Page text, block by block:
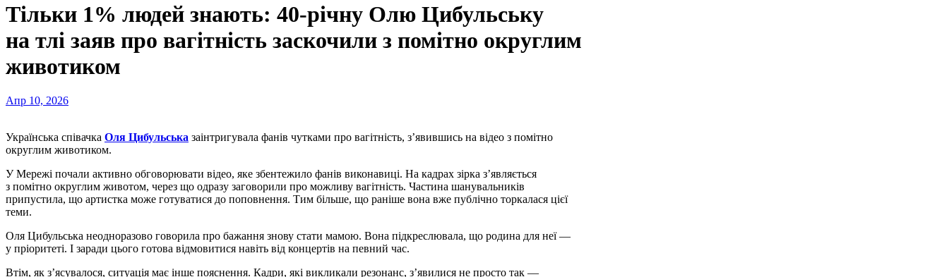
Тільки 1% людей знають: 40-річну Олю Цибульську
на тлі заяв про вагітність заскочили з помітно округлим
животиком
Апр 10, 2026
Українська співачка Оля Цибульська заінтригувала фанів чутками про вагітність, з’явившись на відео з помітно
округлим животиком.
У Мережі почали активно обговорювати відео, яке збентежило фанів виконавиці. На кадрах зірка з’являється
з помітно округлим животом, через що одразу заговорили про можливу вагітність. Частина шанувальників
припустила, що артистка може готуватися до поповнення. Тим більше, що раніше вона вже публічно торкалася цієї
теми.
Оля Цибульська неодноразово говорила про бажання знову стати мамою. Вона підкреслювала, що родина для неї —
у пріоритеті. І заради цього готова відмовитися навіть від концертів на певний час.
Втім, як з’ясувалося, ситуація має інше пояснення. Кадри, які викликали резонанс, з’явилися не просто так —